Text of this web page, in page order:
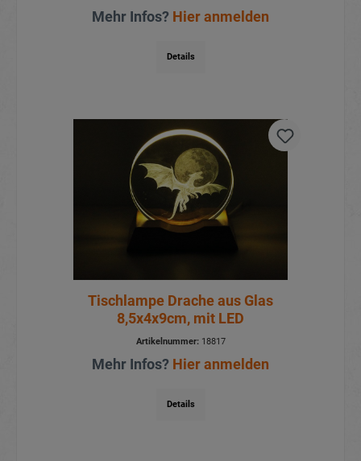
Mehr Infos? Hier anmelden
Details
Tischlampe Drache aus Glas
8,5x4x9cm, mit LED
Artikelnummer:18817
Mehr Infos? Hier anmelden
Details